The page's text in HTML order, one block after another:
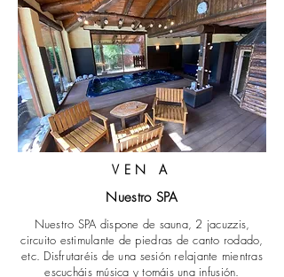
VEN A
Nuestro SPA
Nuestro SPA dispone de sauna, 2 jacuzzis,
circuito estimulante de piedras de canto rodado,
etc. Disfrutaréis de una sesión relajante mientras
escucháis música y tomáis una infusión.